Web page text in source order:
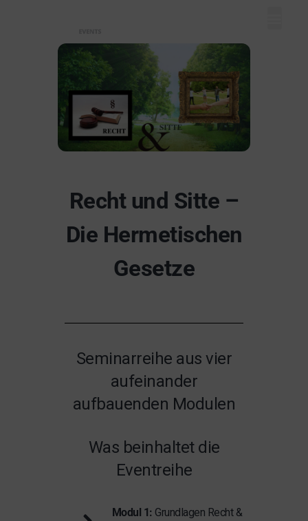
Recht und Sitte –
Die Hermetischen
Gesetze
Seminarreihe aus vier
aufeinander
aufbauenden Modulen
Was beinhaltet die
Eventreihe
Modul 1: Grundlagen Recht &